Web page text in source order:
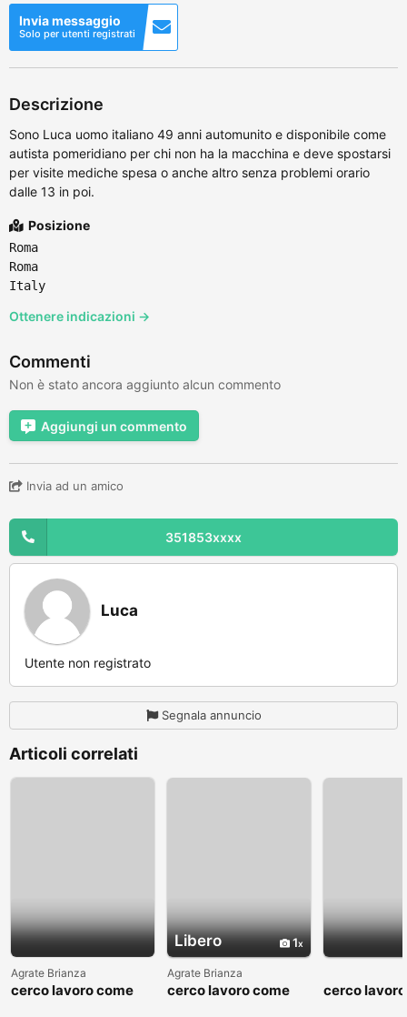
Invia messaggio
Solo per utenti registrati
Descrizione
Sono Luca uomo italiano 49 anni automunito e disponibile come
autista pomeridiano per chi non ha la macchina e deve spostarsi
per visite mediche spesa o anche altro senza problemi orario
dalle 13 in poi.
Posizione
Roma
Roma
Italy
Ottenere indicazioni →
Commenti
Non è stato ancora aggiunto alcun commento
Aggiungi un commento
Invia ad un amico
351853xxxx
Luca
Utente non registrato
Segnala annuncio
Articoli correlati
Agrate Brianza
cerco lavoro come
Libero 1
Agrate Brianza
cerco lavoro come
cerco